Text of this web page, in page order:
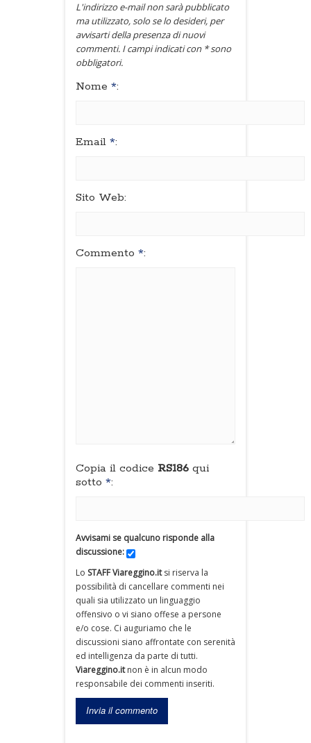
L'indirizzo e-mail non sarà pubblicato
ma utilizzato, solo se lo desideri, per
avvisarti della presenza di nuovi
commenti. I campi indicati con * sono
obbligatori.
Nome *:
Email *:
Sito Web:
Commento *:
Copia il codice RS186 qui
sotto *:
Avvisami se qualcuno risponde alla
discussione:
Lo STAFF Viareggino.itsi riserva la
possibilità di cancellare commenti nei
quali sia utilizzato un linguaggio
offensivo o vi siano offese a persone
e/o cose. Ci auguriamo che le
discussioni siano affrontate con serenità
ed intelligenza da parte di tutti.
Viareggino.itnon è in alcun modo
responsabile dei commenti inseriti.